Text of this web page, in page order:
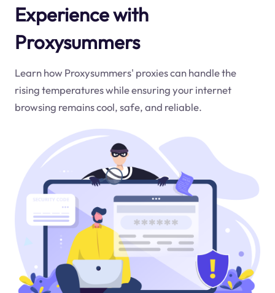
Experience with
Proxysummers
Learn how Proxysummers' proxies can handle the
rising temperatures while ensuring your internet
browsing remains cool, safe, and reliable.